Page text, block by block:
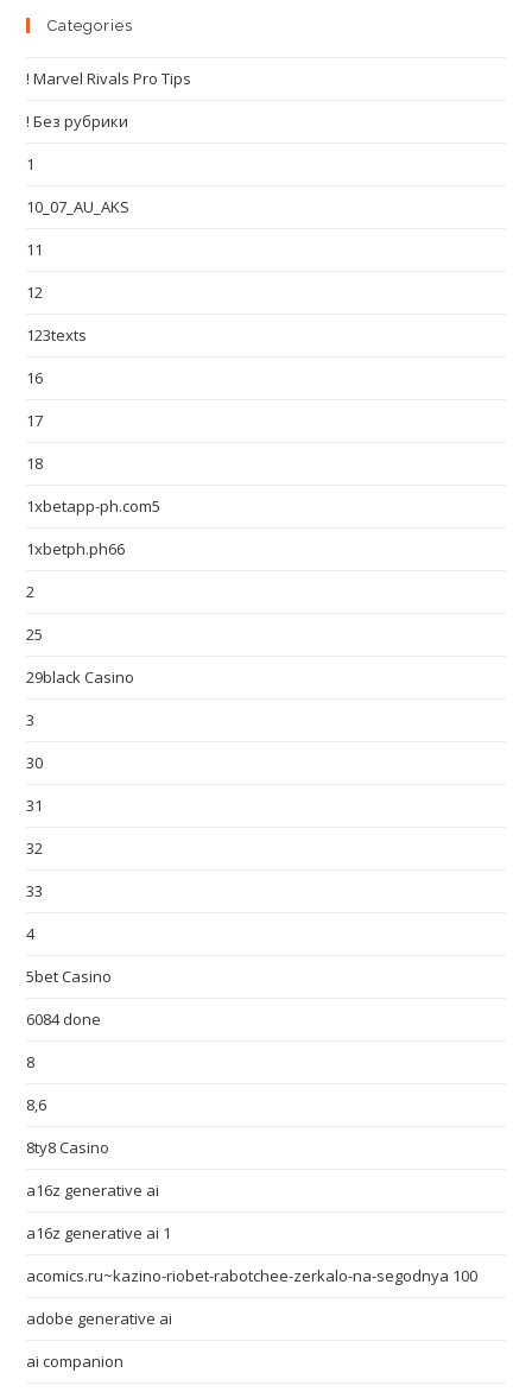
Categories
! Marvel Rivals Pro Tips
! Без рубрики
1
10_07_AU_AKS
11
12
123texts
16
17
18
1xbetapp-ph.com5
1xbetph.ph66
2
25
29black Casino
3
30
31
32
33
4
5bet Casino
6084 done
8
8,6
8ty8 Casino
a16z generative ai
a16z generative ai 1
acomics.ru~kazino-riobet-rabotchee-zerkalo-na-segodnya 100
adobe generative ai
ai companion